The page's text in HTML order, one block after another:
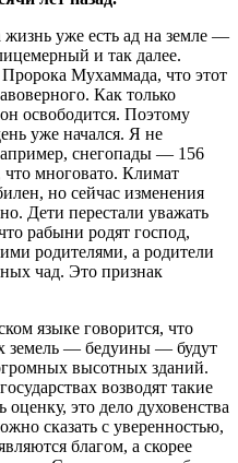
уже есть ад на земле —
и так далее.
Мухаммада, что этот
Как только
освободится. Поэтому
уже начался. Я не
снегопады — 156
что многовато. Климат
но сейчас изменения
Дети перестали уважать
рабыни родят господ,
родителями, а родители
чад. Это признак
языке говорится, что
земель — бедуины — будут
высотных зданий.
возводят такие
это дело духовенства
сказать с уверенностью,
благом, а скорее